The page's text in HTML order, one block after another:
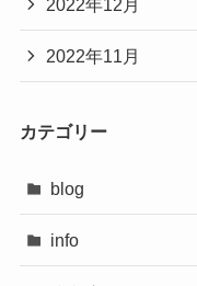
2022年12月
2022年11月
カテゴリー
blog
info